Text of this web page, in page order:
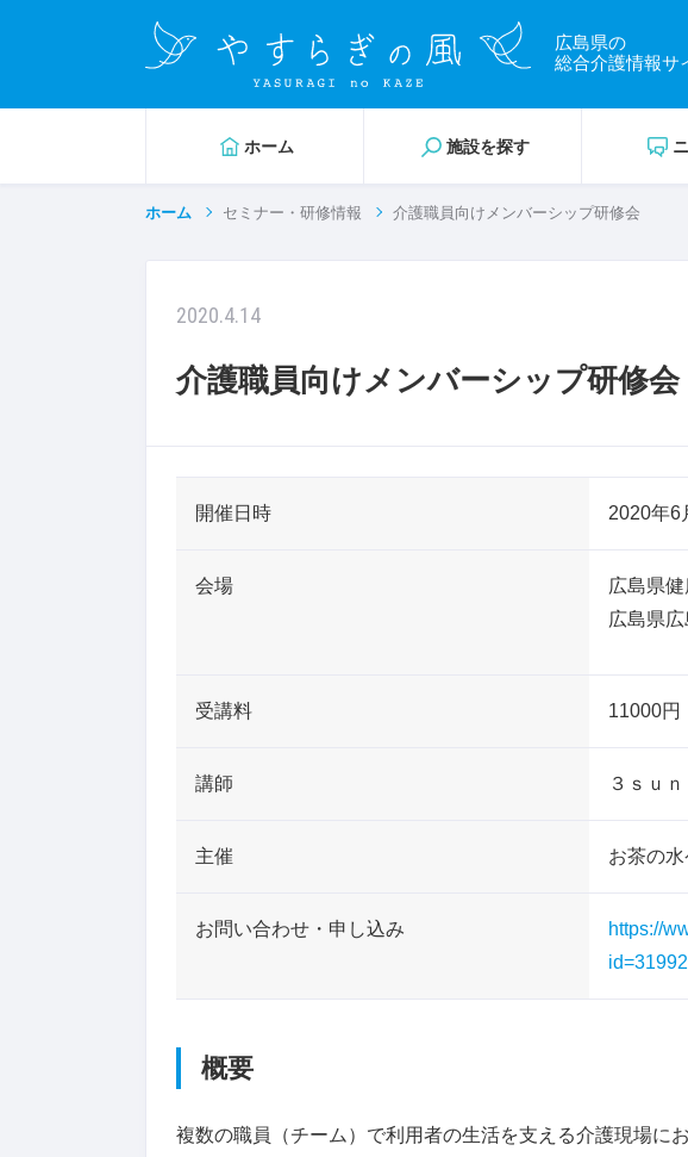
広島県の
総合介護情報サ
ホーム 施設を探す
ホーム セミナー・研修情報 介護職員向けメンバーシップ研修会
2020.4.14
介護職員向けメンバーシップ研修会
開催日時 2020年
会場
広島県
広島県
受講料 11000円
講師 ３ｓｕ
主催 お茶の
お問い合わせ・申し込み
https://
id=31992
概要
複数の職員（チーム）で利用者の生活を支える介護現場に